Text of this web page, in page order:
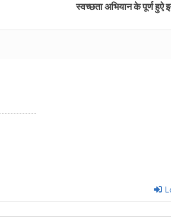
स्वच्छता अभियान के पूर्ण हुऐ